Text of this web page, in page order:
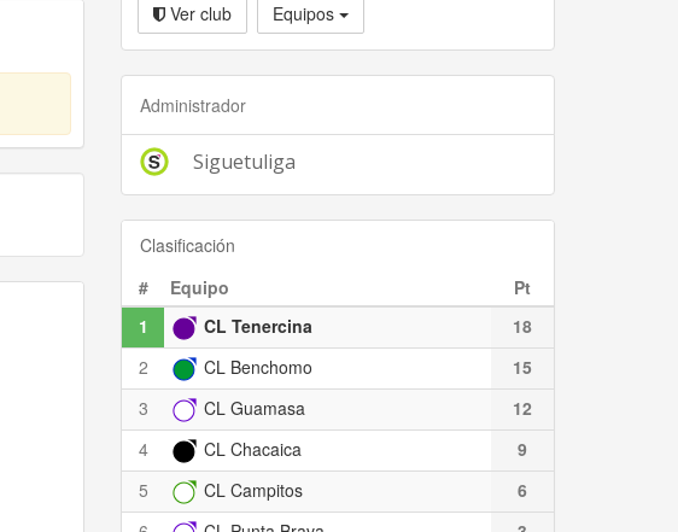
Ver club Equipos
Administrador
Siguetuliga
Clasificación
#
Equipo
Pt
1
CL Tenercina
18
2
CL Benchomo
15
3
CL Guamasa
12
4
CL Chacaica
9
5
CL Campitos
6